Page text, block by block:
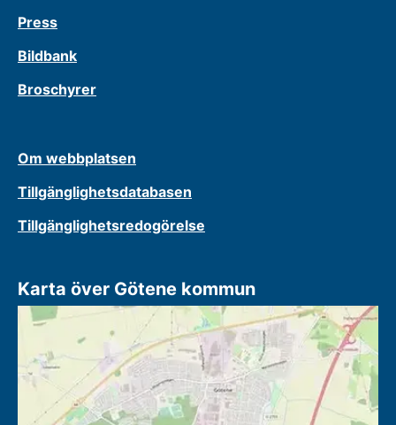
Press
Bildbank
Broschyrer
Om webbplatsen
Tillgänglighetsdatabasen
Tillgänglighetsredogörelse
Karta över Götene kommun